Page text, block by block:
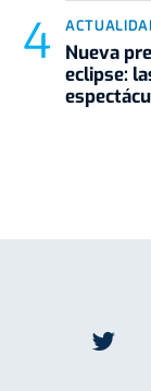
Nueva
eclipse: